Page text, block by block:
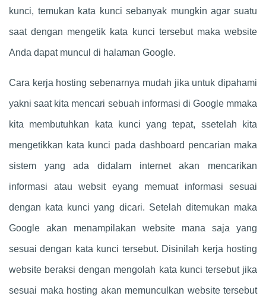
kunci, temukan kata kunci sebanyak mungkin agar suatu
saat dengan mengetik kata kunci tersebut maka website
Anda dapat muncul di halaman Google.
Cara kerja hosting sebenarnya mudah jika untuk dipahami
yakni saat kita mencari sebuah informasi di Google mmaka
kita membutuhkan kata kunci yang tepat, ssetelah kita
mengetikkan kata kunci pada dashboard pencarian maka
sistem yang ada didalam internet akan mencarikan
informasi atau websit eyang memuat informasi sesuai
dengan kata kunci yang dicari. Setelah ditemukan maka
Google akan menampilakan website mana saja yang
sesuai dengan kata kunci tersebut. Disinilah kerja hosting
website beraksi dengan mengolah kata kunci tersebut jika
sesuai maka hosting akan memunculkan website tersebut